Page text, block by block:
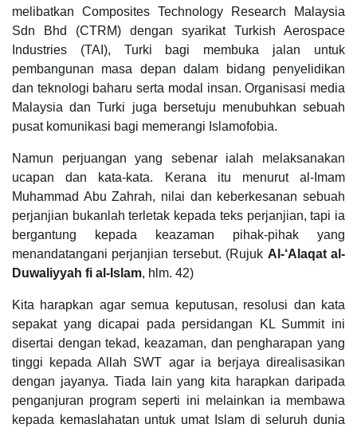
melibatkan Composites Technology Research Malaysia
Sdn Bhd (CTRM) dengan syarikat Turkish Aerospace
Industries (TAI), Turki bagi membuka jalan untuk
pembangunan masa depan dalam bidang penyelidikan
dan teknologi baharu serta modal insan. Organisasi media
Malaysia dan Turki juga bersetuju menubuhkan sebuah
pusat komunikasi bagi memerangi Islamofobia.
Namun perjuangan yang sebenar ialah melaksanakan
ucapan dan kata-kata. Kerana itu menurut al-Imam
Muhammad Abu Zahrah, nilai dan keberkesanan sebuah
perjanjian bukanlah terletak kepada teks perjanjian, tapi ia
bergantung kepada keazaman pihak-pihak yang
menandatangani perjanjian tersebut. (Rujuk Al-‘Alaqat al-
Duwaliyyah fi al-Islam, hlm. 42)
Kita harapkan agar semua keputusan, resolusi dan kata
sepakat yang dicapai pada persidangan KL Summit ini
disertai dengan tekad, keazaman, dan pengharapan yang
tinggi kepada Allah SWT agar ia berjaya direalisasikan
dengan jayanya. Tiada lain yang kita harapkan daripada
penganjuran program seperti ini melainkan ia membawa
kepada kemaslahatan untuk umat Islam di seluruh dunia